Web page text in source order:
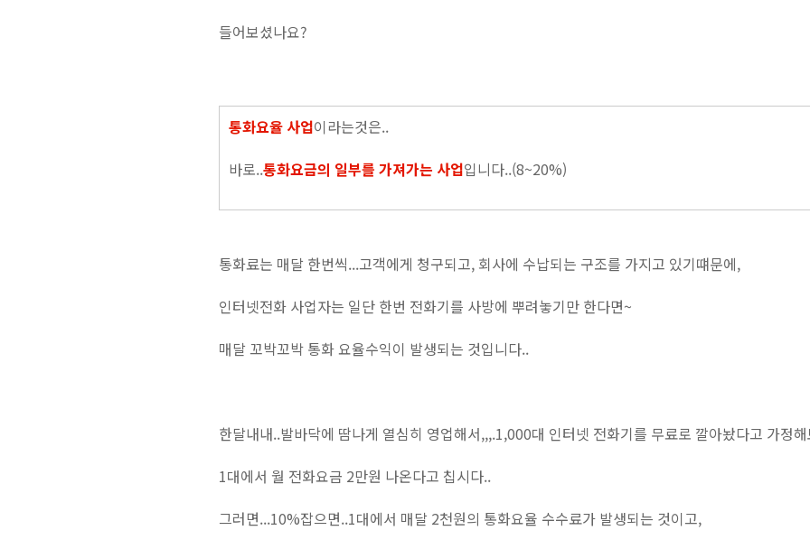
들어보셨나요?
통화요율 사업이라는것은..
바로..통화요금의 일부를 가져가는 사업입니다..(8~20%)
통화료는 매달 한번씩...고객에게 청구되고, 회사에 수납되는 구조를 가지고 있기떄문에,
인터넷전화 사업자는 일단 한번 전화기를 사방에 뿌려놓기만 한다면~
매달 꼬박꼬박 통화 요율수익이 발생되는 것입니다..
한달내내..발바닥에 땀나게 열심히 영업해서,,,.1,000대 인터넷 전화기를 무료로 깔아놨다고 가정
1대에서 월 전화요금 2만원 나온다고 칩시다..
그러면...10%잡으면..1대에서 매달 2천원의 통화요율 수수료가 발생되는 것이고,